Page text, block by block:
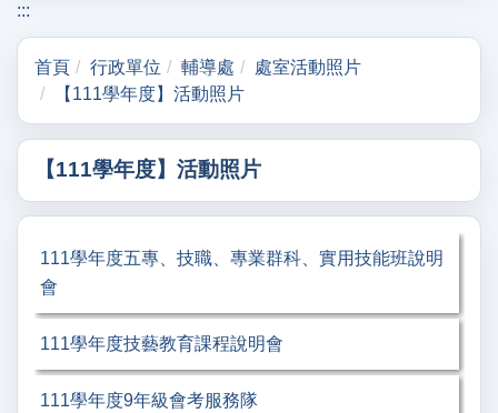
:::
首頁 行政單位 輔導處
處室活動照片
【111學年度】活動照片
【111學年度】活動照片
111學年度五專、技職、專業群科、實用技能班說明
會
111學年度技藝教育課程說明會
111學年度9年級會考服務隊